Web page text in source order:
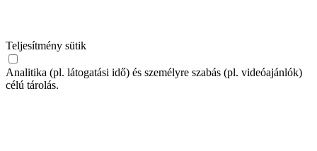
Teljesítmény sütik
Analitika (pl. látogatási idő) és személyre szabás (pl. videóajánlók)
célú tárolás.